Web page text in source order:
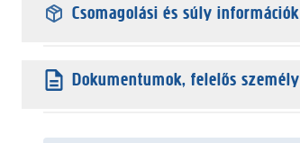
Csomagolási és súly információk
Dokumentumok, felelős személy